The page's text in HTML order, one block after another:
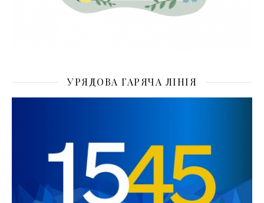
УРЯДОВА ГАРЯЧА ЛІНІЯ